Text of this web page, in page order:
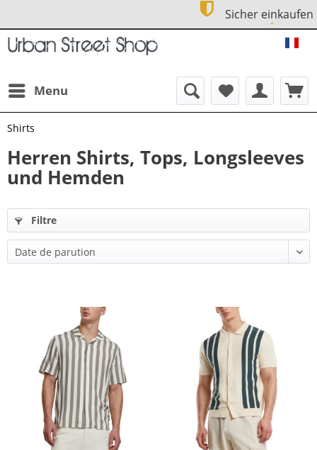
Sicher einkaufen dank SSL
Menu
Shirts
Herren Shirts, Tops, Longsleeves
und Hemden
Filtre